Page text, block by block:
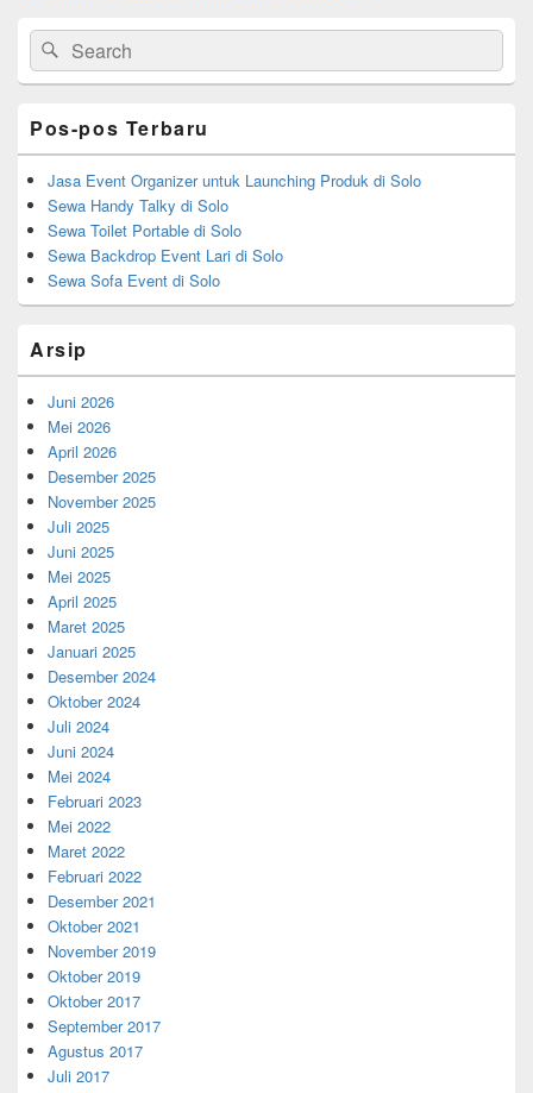
Primary
Sidebar
Widget
Area
Search
for:
Search
Pos-pos Terbaru
Jasa Event Organizer untuk Launching Produk di Solo
Sewa Handy Talky di Solo
Sewa Toilet Portable di Solo
Sewa Backdrop Event Lari di Solo
Sewa Sofa Event di Solo
Arsip
Juni 2026
Mei 2026
April 2026
Desember 2025
November 2025
Juli 2025
Juni 2025
Mei 2025
April 2025
Maret 2025
Januari 2025
Desember 2024
Oktober 2024
Juli 2024
Juni 2024
Mei 2024
Februari 2023
Mei 2022
Maret 2022
Februari 2022
Desember 2021
Oktober 2021
November 2019
Oktober 2019
Oktober 2017
September 2017
Agustus 2017
Juli 2017